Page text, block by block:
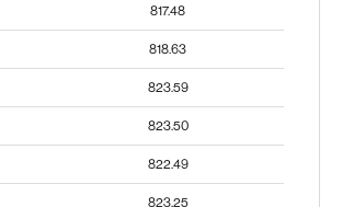
817.48
818.63
823.59
823.50
822.49
823.25